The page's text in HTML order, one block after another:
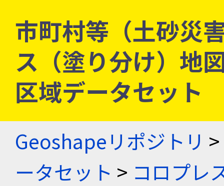
市町村等（土砂災
ス（塗り分け）地
区域データセット
Geoshapeリポジトリ >
ータセット > コロプレ